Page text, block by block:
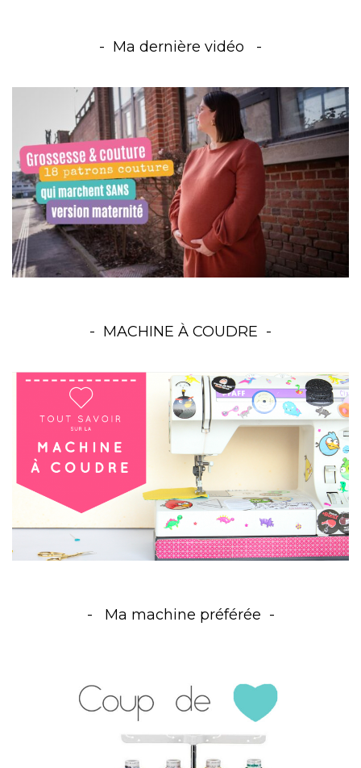
Ma dernière vidéo
MACHINE À COUDRE
Ma machine préférée